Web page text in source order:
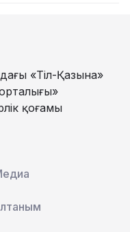
«Тіл-Қазына»
қоғамы